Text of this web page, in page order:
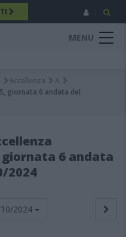
MENU
Eccellenza
A
giornata 6 andata del
giornata 6 andata
2024
2024